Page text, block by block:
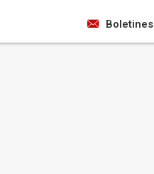
Boletines